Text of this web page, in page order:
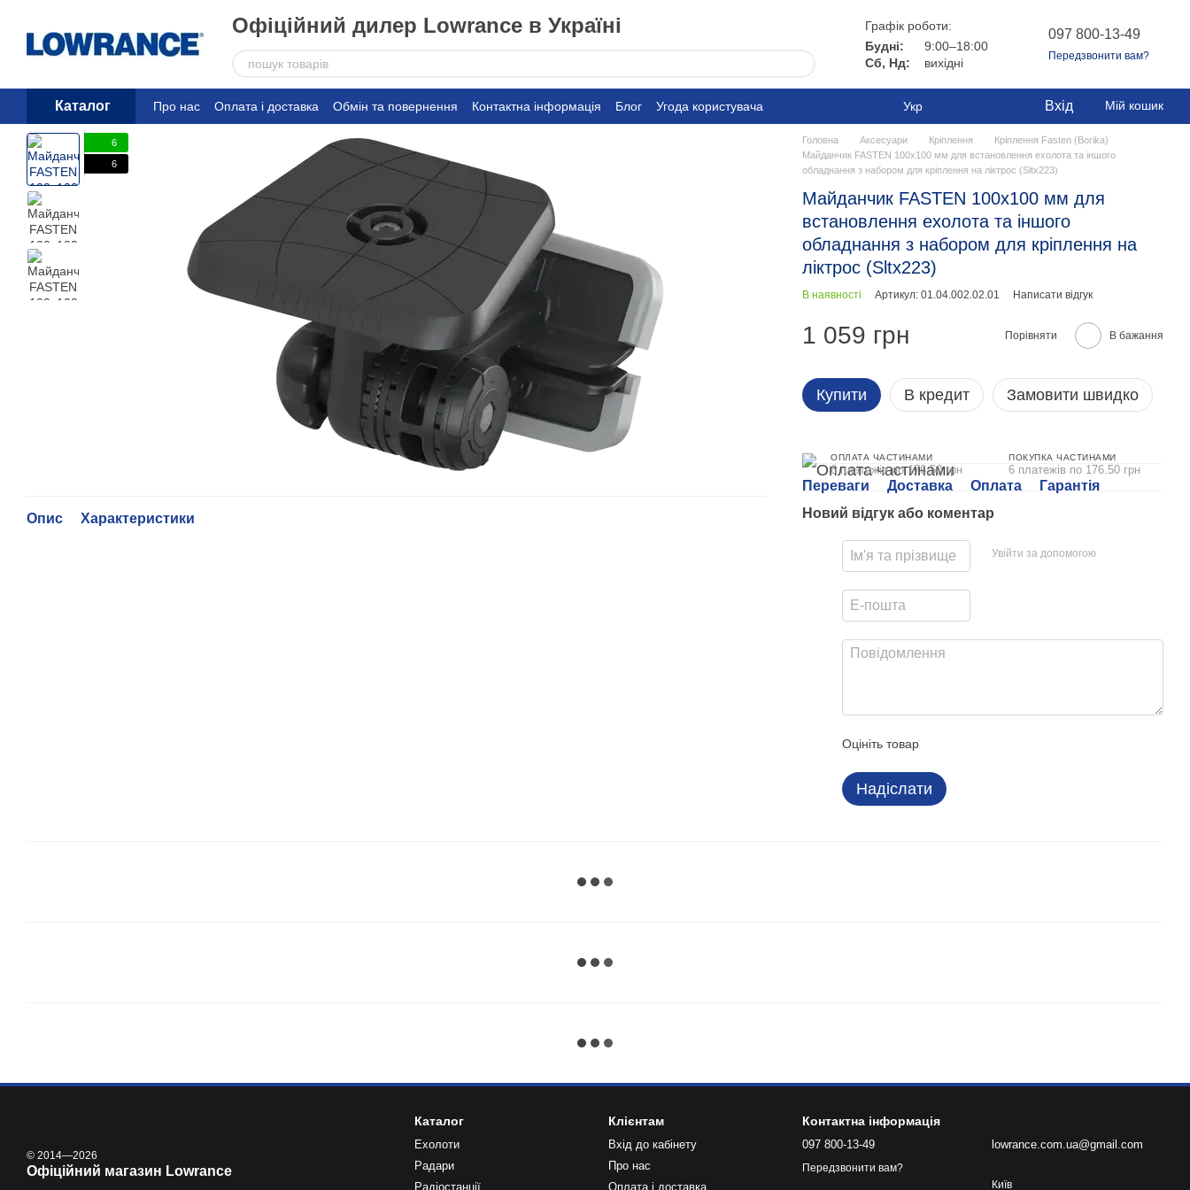
Офіційний дилер Lowrance в Україні
Графік роботи:
Будні:
9:00–18:00
Сб, Нд:
вихідні
097 800-13-49
Передзвонити вам?
Каталог Про нас Оплата і доставка Обмін та повернення Контактна інформація Блог Угода користувача Укр Вхід Мій кошик
6
6
Опис Характеристики
Головна Аксесуари Кріплення
Кріплення Fasten (Borika)
Майданчик FASTEN 100x100 мм для встановлення ехолота та іншого
обладнання з набором для кріплення на ліктрос (Sltx223)
Майданчик FASTEN 100x100 мм для
встановлення ехолота та іншого
обладнання з набором для кріплення на
ліктрос (Sltx223)
В наявності Артикул: 01.04.002.02.01 Написати відгук
1 059 грн Порівняти В бажання
Купити В кредит Замовити швидко
ОПЛАТА ЧАСТИНАМИ
6 платежів по 176.50 грн
ПОКУПКА ЧАСТИНАМИ
6 платежів по 176.50 грн
Переваги Доставка Оплата
Гарантія
Новий відгук або коментар
Увійти за допомогою
Оцініть товар
Надіслати
© 2014—2026
Офіційний магазин Lowrance
Каталог
Ехолоти
Радари
Радіостанції
Клієнтам
Вхід до кабінету
Про нас
Оплата і доставка
Контактна інформація
097 800-13-49
Передзвонити вам?
lowrance.com.ua@gmail.com
Київ